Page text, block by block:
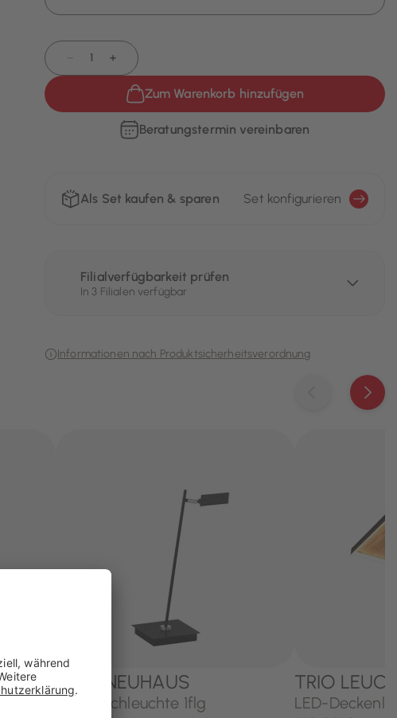
+
Zum Warenkorb hinzufügen
Beratungstermin vereinbaren
Als Set kaufen & sparen Set konfigurieren
Filialverfügbarkeit prüfen
In 3 Filialen verfügbar
Informationen nach Produktsicherheitsverordnung